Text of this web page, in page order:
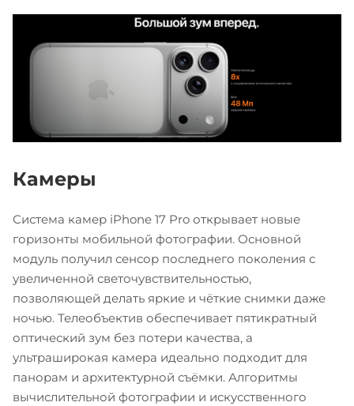
Камеры
Система камер iPhone 17 Pro открывает новые
горизонты мобильной фотографии. Основной
модуль получил сенсор последнего поколения с
увеличенной светочувствительностью,
позволяющей делать яркие и чёткие снимки даже
ночью. Телеобъектив обеспечивает пятикратный
оптический зум без потери качества, а
ультраширокая камера идеально подходит для
панорам и архитектурной съёмки. Алгоритмы
вычислительной фотографии и искусственного